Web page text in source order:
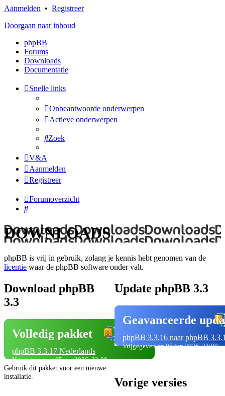
Aanmelden • Registreer
Doorgaan naar inhoud
phpBB
Forums
Downloads
Documentatie
Snelle links
Onbeantwoorde onderwerpen
Actieve onderwerpen
Zoek
V&A
Aanmelden
Registreer
Forumoverzicht
Zoek
DOWNLOADS
phpBB is vrij in gebruik, zolang je kennis hebt genomen van de
licentie waar de phpBB software onder valt.
Download phpBB
3.3
Volledig pakket
phpBB 3.3.17 Nederlands
Vrijgegeven op 05 jun 2026, 23:00
Gebruik dit pakket voor een nieuwe
installatie.
Update phpBB 3.3
Geavanceerde
phpBB 3.3.16 naar phpBB
Vrijgegeven op 05 jun 2026, 23:00
Vorige versies